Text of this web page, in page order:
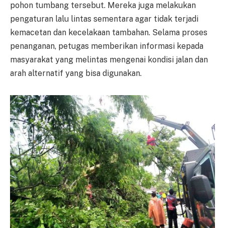
pohon tumbang tersebut. Mereka juga melakukan
pengaturan lalu lintas sementara agar tidak terjadi
kemacetan dan kecelakaan tambahan. Selama proses
penanganan, petugas memberikan informasi kepada
masyarakat yang melintas mengenai kondisi jalan dan
arah alternatif yang bisa digunakan.